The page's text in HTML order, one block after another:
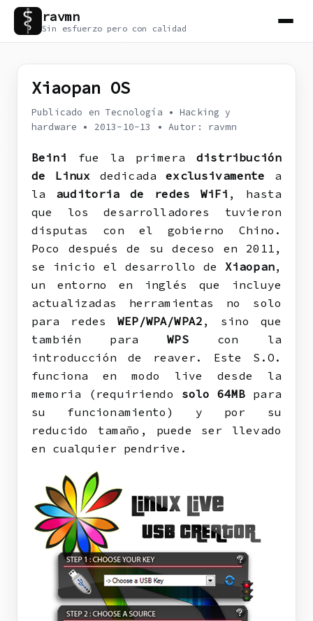
ravmn
Sin esfuerzo pero con calidad
Xiaopan OS
Publicado en Tecnología •Hacking y
hardware • 2013-10-13 • Autor: ravmn
Beini fue la primeradistribución
de Linux dedicadaexclusivamente a
la auditoria de redes WiFi , hasta
que los desarrolladores tuvieron
disputas con el gobierno Chino.
Poco después de su deceso en 2011,
se inicio el desarrollo de Xiaopan,
un entorno en inglés que incluye
actualizadas herramientas no solo
para redesWEP/WPA/WPA2 , sino que
también paraWPScon la
introducción de reaver. Este S.O.
funciona en modo live desde la
memoria (requiriendo solo 64MB para
su funcionamiento) y por su
reducido tamaño, puede ser llevado
en cualquier pendrive.